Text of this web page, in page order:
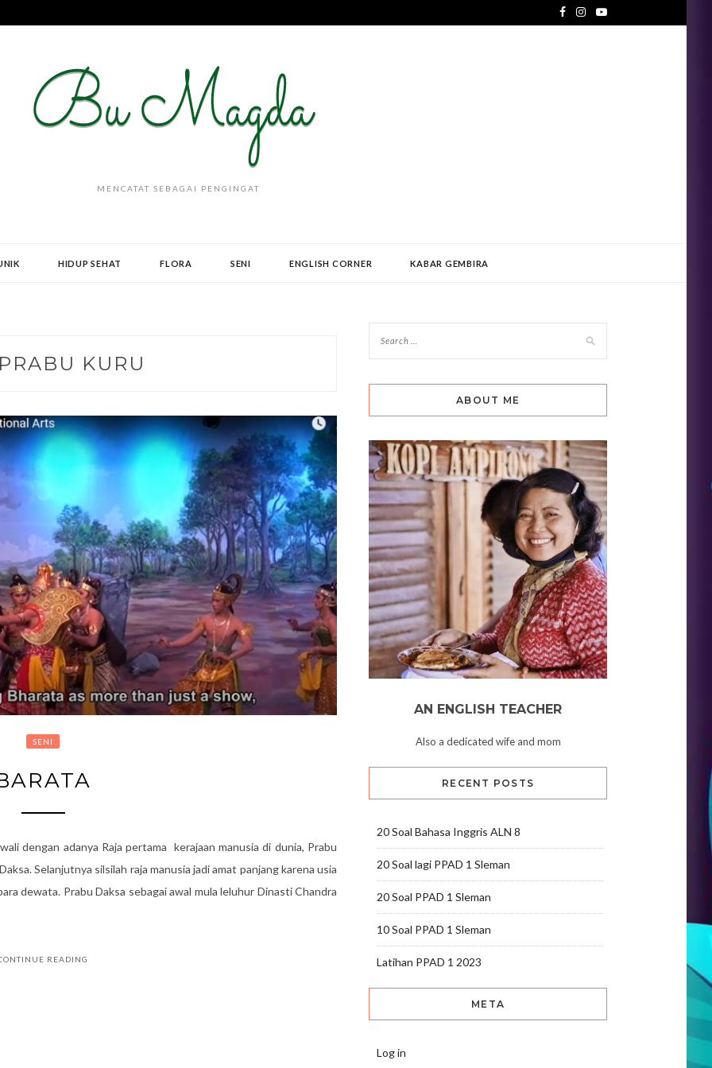
MENCATAT SEBAGAI PENGINGAT
HIDUP SEHAT FLORA SENI ENGLISH CORNER KABAR GEMBIRA
KURU
SENI
dengan adanya Raja pertama kerajaan manusia di dunia, Prabu
Selanjutnya silsilah raja manusia jadi amat panjang karena usia
dewata. Prabu Daksa sebagai awal mula leluhur Dinasti Chandra
READING
ABOUT ME
AN ENGLISH TEACHER
Also a dedicated wife and mom
RECENT POSTS
20 Soal Bahasa Inggris ALN 8
20 Soal lagi PPAD 1 Sleman
20 Soal PPAD 1 Sleman
10 Soal PPAD 1 Sleman
Latihan PPAD 1 2023
META
Log in